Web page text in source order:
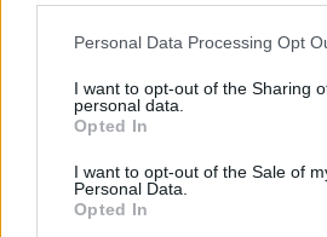
Personal Data Processing Opt
I want to opt-out of the Sharing
personal data.
Opted In
I want to opt-out of the Sale of
Personal Data.
Opted In
ακατάλληλες
04.07.2026